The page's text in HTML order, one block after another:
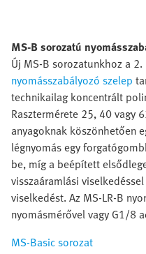
MS-B sorozatú
Új MS-B sorozatunkhoz a 2.
nyomásszabályozó szelep
technikailag koncentrált
Rasztermérete 25, 40 vagy
anyagoknak köszönhetően
légnyomás egy
be, míg a beépített
visszaáramlási
viselkedést. Az MS-LR-B
nyomásmérővel vagy G1/8
MS-Basic sorozat